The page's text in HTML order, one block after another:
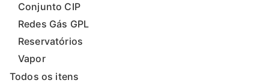
Conjunto CIP
Redes Gás GPL
Reservatórios
Vapor
Todos os itens